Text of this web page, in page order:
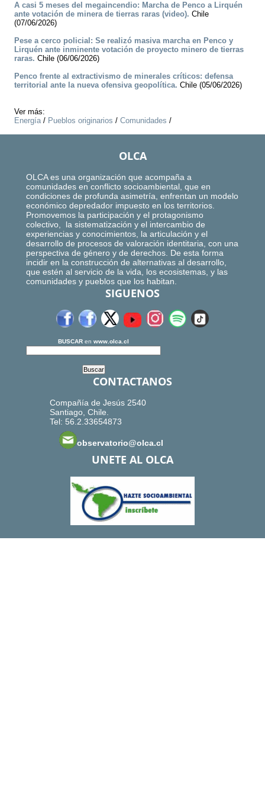
A casi 5 meses del megaincendio: Marcha de Penco a Lirquén
ante votación de minera de tierras raras (video). Chile
(07/06/2026)
Pese a cerco policial: Se realizó masiva marcha en Penco y
Lirquén ante inminente votación de proyecto minero de tierras
raras. Chile (06/06/2026)
Penco frente al extractivismo de minerales críticos: defensa
territorial ante la nueva ofensiva geopolítica. Chile (05/06/2026)
Ver más:
Energía/ Pueblos originarios / Comunidades /
OLCA
OLCA es una organización que acompaña a
comunidades en conflicto socioambiental, que en
condiciones de profunda asimetría, enfrentan un modelo
económico depredador impuesto en los territorios.
Promovemos la participación y el protagonismo
colectivo, la sistematización y el intercambio de
experiencias y conocimientos, la articulación y el
desarrollo de procesos de valoración identitaria, con una
perspectiva de género y de derechos. De esta forma
incidir en la construcción de alternativas al desarrollo,
que estén al servicio de la vida, los ecosistemas, y las
comunidades y pueblos que los habitan.
SIGUENOS
BUSCAR en www.olca.cl
CONTACTANOS
Compañía de Jesús 2540
Santiago, Chile.
Tel: 56.2.33654873
observatorio@olca.cl
UNETE AL OLCA